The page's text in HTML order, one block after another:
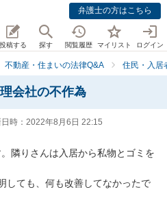
弁護士の方はこちら
投稿する 探す 閲覧履歴 マイリスト ログイン
不動産・住まいの法律Q&A 住民・入居
会社の不作為
時： 2022年8月6日 22:15
隣りさんは入居から私物とゴミを
しても、何も改善してなかったで